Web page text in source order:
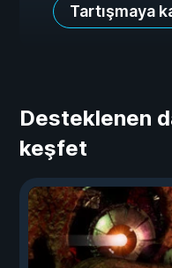
Tartışmaya
Desteklenen
keşfet